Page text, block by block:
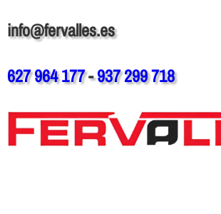
info@fervalles.es
627 964 177-937 299 718